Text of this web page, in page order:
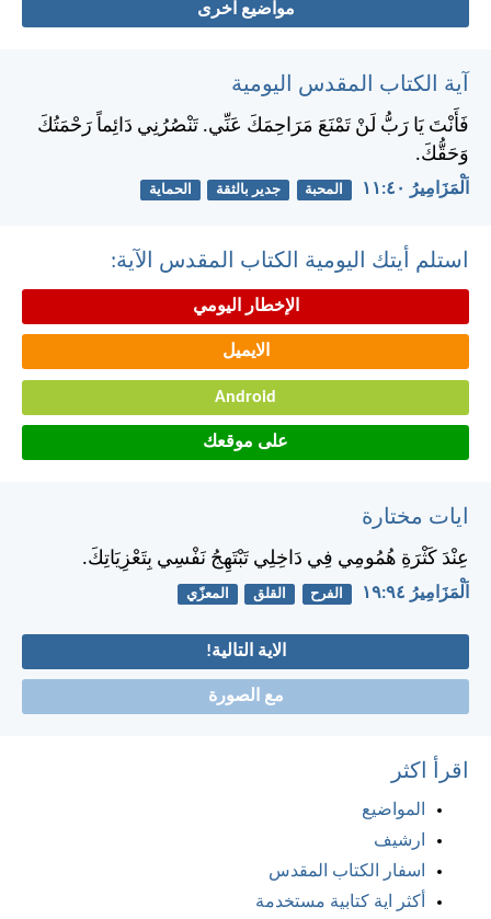
مواضيع اخرى
آية الكتاب المقدس اليومية
فَأَنْتَ يَا رَبُّ لَنْ تَمْنَعَ مَرَاحِمَكَ عَنِّي. تَنْصُرُنِي دَائِماً رَحْمَتُكَ
وَحَقُّكَ.
اَلْمَزَامِيرُ ٤٠:‏١١ المحبة جدير بالثقة الحماية
استلم أيتك اليومية الكتاب المقدس الآية:
الإخطار اليومي
الايميل
Android
على موقعك
ايات مختارة
عِنْدَ كَثْرَةِ هُمُومِي فِي دَاخِلِي تَبْتَهِجُ نَفْسِي بِتَعْزِيَاتِكَ.
اَلْمَزَامِيرُ ٩٤:‏١٩ الفرح القلق المعزّي
الاية التالية!
مع الصورة
اقرأ اكثر
المواضيع
ارشيف
اسفار الكتاب المقدس
أكثر اية كتابية مستخدمة